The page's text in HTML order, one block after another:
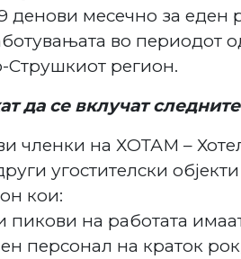
денови месечно за еден
во периодот
Струшкиот регион.
да се вклучат
членки на ХОТАМ –
угостителски
кои:
пикови на работата
персонал на краток